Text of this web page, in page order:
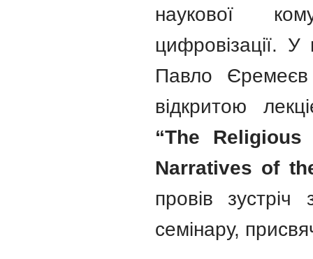
наукової
цифровізації. У
Павло Єремеєв
відкритою
“The
Narratives of
провів
семінару,